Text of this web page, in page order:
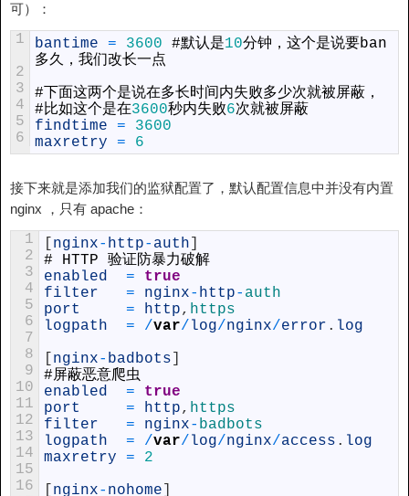
可）：
1
2
3
4
5
6
bantime = 3600 #默认是10分钟，这个是说要ban
多久，我们改长一点
#下面这两个是说在多长时间内失败多少次就被屏蔽，
#比如这个是在3600秒内失败6次就被屏蔽
findtime
=
3600
maxretry
= 6
接下来就是添加我们的监狱配置了，默认配置信息中并没有内置
nginx ，只有 apache：
1
2
3
4
5
6
7
8
9
10
11
12
13
14
15
16
nginx- http- auth
#
HTTP
验证防暴力破解
enabled
=
true
filter
= nginx- http- auth
port
= http, https
logpath
= /var/ log/nginx/error . log
nginx- badbots
#屏蔽恶意爬虫
enabled
=
true
port
= http, https
filter
= nginx- badbots
logpath
= /var/ log/nginx/access . log
maxretry
=
2
nginx- nohome